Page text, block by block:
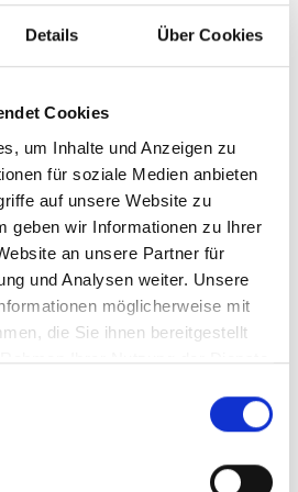
Details Über Cookies
Cookies
um Inhalte und Anzeigen zu
für soziale Medien anbieten
auf unsere Website zu
geben wir Informationen zu Ihrer
an unsere Partner für
und Analysen weiter. Unsere
möglicherweise mit
die Sie ihnen bereitgestellt
Ihrer Nutzung der Dienste
5.000 €
300 €
10.000 €
1.000 €